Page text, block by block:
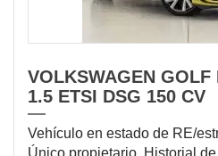
VOLKSWAGEN GOLF
1.5 ETSI DSG 150 CV
Vehículo en estado de RE/
Único propietario, Historial de